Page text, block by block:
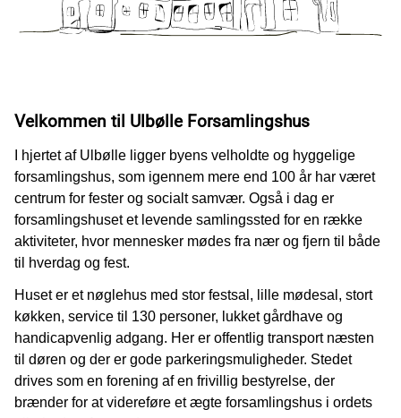
Velkommen til Ulbølle Forsamlingshus
I hjertet af Ulbølle ligger byens velholdte og hyggelige
forsamlingshus, som igennem mere end 100 år har været
centrum for fester og socialt samvær. Også i dag er
forsamlingshuset et levende samlingssted for en række
aktiviteter, hvor mennesker mødes fra nær og fjern til både
til hverdag og fest.
Huset er et nøglehus med stor festsal, lille mødesal, stort
køkken, service til 130 personer, lukket gårdhave og
handicapvenlig adgang. Her er offentlig transport næsten
til døren og der er gode parkeringsmuligheder. Stedet
drives som en forening af en frivillig bestyrelse, der
brænder for at videreføre et ægte forsamlingshus i ordets